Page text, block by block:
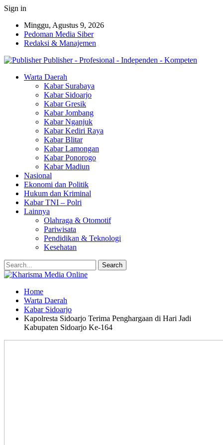
Sign in
Minggu, Agustus 9, 2026
Pedoman Media Siber
Redaksi & Manajemen
Publisher - Profesional - Independen - Kompeten
Warta Daerah
Kabar Surabaya
Kabar Sidoarjo
Kabar Gresik
Kabar Jombang
Kabar Nganjuk
Kabar Kediri Raya
Kabar Blitar
Kabar Lamongan
Kabar Ponorogo
Kabar Madiun
Nasional
Ekonomi dan Politik
Hukum dan Kriminal
Kabar TNI – Polri
Lainnya
Olahraga & Otomotif
Pariwisata
Pendidikan & Teknologi
Kesehatan
Home
Warta Daerah
Kabar Sidoarjo
Kapolresta Sidoarjo Terima Penghargaan di Hari Jadi
Kabupaten Sidoarjo Ke-164